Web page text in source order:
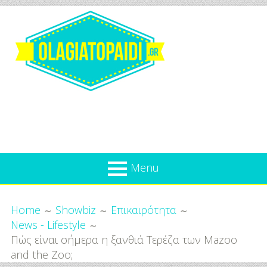
content
Menu
Για
το
Παιδί
Επικαιρότητα
Προσφορές
Home Showbiz
Επικαιρότητα
News - Lifestyle
Πώς είναι σήμερα η ξανθιά Τερέζα των Mazoo
and the Zoo;